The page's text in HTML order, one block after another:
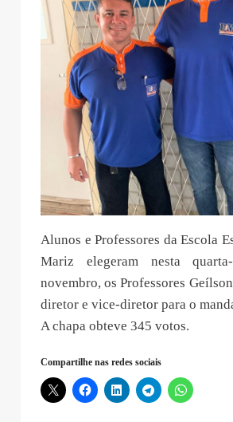
Alunos e Professores da Escola
Mariz elegeram nesta
novembro, os Professores
diretor e vice-diretor para o
A chapa obteve 345 votos.
Compartilhe nas redes sociais